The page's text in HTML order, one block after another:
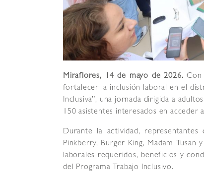
Miraflores, 14 de mayo de 2026. Con
fortalecer la inclusión laboral en el
Inclusiva”, una jornada dirigida a
150 asistentes interesados en
Durante la actividad, representantes
Pinkberry, Burger King, Madam Tusan
laborales requeridos, beneficios y
del Programa Trabajo Inclusivo.